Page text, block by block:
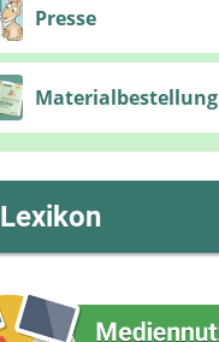
Presse
Materialbestellung
Lexikon